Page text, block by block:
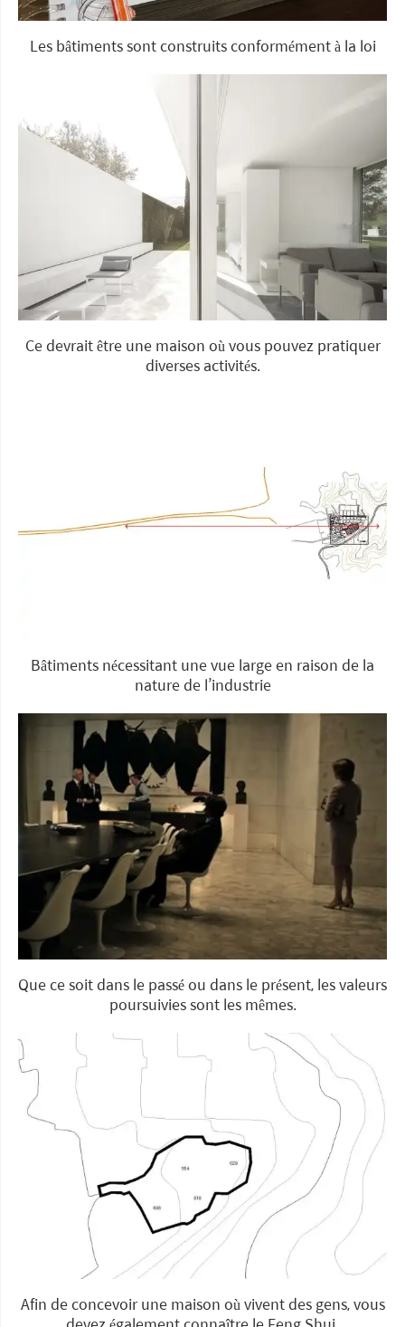
Les bâtiments sont construits conformément à la loi
Ce devrait être une maison où vous pouvez pratiquer
diverses activités.
Bâtiments nécessitant une vue large en raison de la
nature de l’industrie
Que ce soit dans le passé ou dans le présent, les valeurs
poursuivies sont les mêmes.
Afin de concevoir une maison où vivent des gens, vous